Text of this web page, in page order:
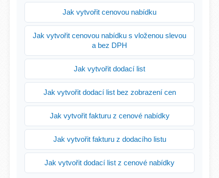
Jak vytvořit cenovou nabídku
Jak vytvořit cenovou nabídku s vloženou slevou
a bez DPH
Jak vytvořit dodací list
Jak vytvořit dodací list bez zobrazení cen
Jak vytvořit fakturu z cenové nabídky
Jak vytvořit fakturu z dodacího listu
Jak vytvořit dodací list z cenové nabídky